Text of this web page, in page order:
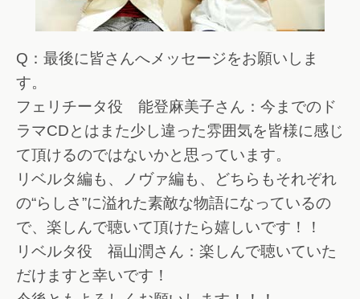
Q：最後に皆さんへメッセージをお願いしま
す。
フェリチータ役 能登麻美子さん：今までのド
ラマCDとはまた少し違った雰囲気を皆様に感じ
て頂けるのではないかと思っています。
リベルタ編も、ノヴァ編も、どちらもそれぞれ
の“らしさ”に溢れた素敵な物語になっているの
で、楽しんで聴いて頂けたら嬉しいです！！
リベルタ役 福山潤さん：楽しんで聴いていた
だけますと幸いです！